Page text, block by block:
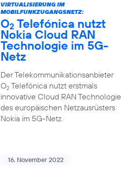
VIRTUALISIERUNG IM
MOBILFUNKZUGANGSNETZ:
O2 Telefónica nutzt
Nokia Cloud RAN
Technologie im 5G-
Netz
Der Telekommunikationsanbieter
O2Telefónica nutzt erstmals
innovative Cloud RAN Technologie
des europäischen Netzausrüsters
Nokia im 5G-Netz.
16. November 2022